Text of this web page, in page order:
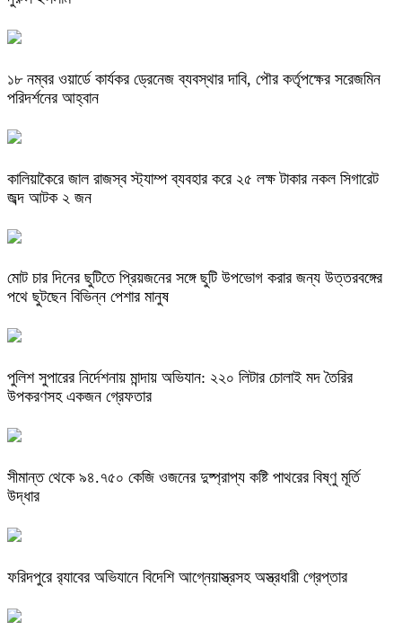
১৮ নম্বর ওয়ার্ডে কার্যকর ড্রেনেজ ব্যবস্থার দাবি, পৌর কর্তৃপক্ষের সরেজমিন
পরিদর্শনের আহ্বান
কালিয়াকৈরে জাল রাজস্ব স্ট্যাম্প ব্যবহার করে ২৫ লক্ষ টাকার নকল সিগারেট
জব্দ আটক ২ জন
মোট চার দিনের ছুটিতে প্রিয়জনের সঙ্গে ছুটি উপভোগ করার জন্য উত্তরবঙ্গের
পথে ছুটছেন বিভিন্ন পেশার মানুষ
পুলিশ সুপারের নির্দেশনায় মান্দায় অভিযান: ২২০ লিটার চোলাই মদ তৈরির
উপকরণসহ একজন গ্রেফতার
সীমান্ত থেকে ৯৪.৭৫০ কেজি ওজনের দুষ্প্রাপ্য কষ্টি পাথরের বিষ্ণু মূর্তি
উদ্ধার
ফরিদপুরে র‌্যাবের অভিযানে বিদেশি আগ্নেয়াস্ত্রসহ অস্ত্রধারী গ্রেপ্তার